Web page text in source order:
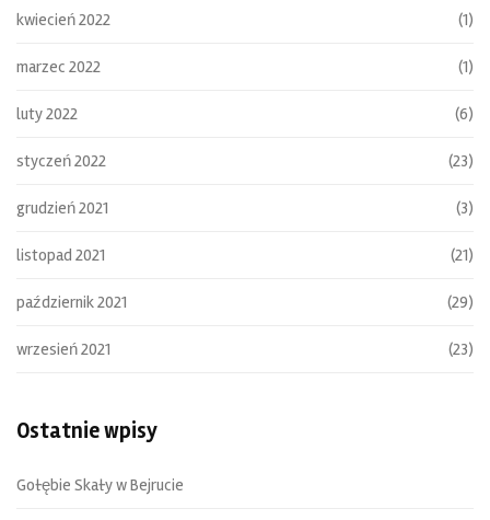
kwiecień 2022 (1)
marzec 2022 (1)
luty 2022 (6)
styczeń 2022 (23)
grudzień 2021 (3)
listopad 2021 (21)
październik 2021 (29)
wrzesień 2021 (23)
Ostatnie wpisy
Gołębie Skały w Bejrucie